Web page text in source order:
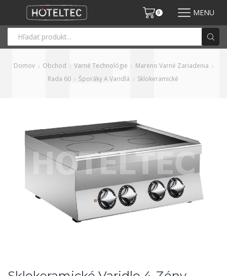
0 MENU
Domov Obchod Varné Technológie
Mareno Varné Zariadenia
Rada 60
Šporáky A Varidlá Sklokeramické